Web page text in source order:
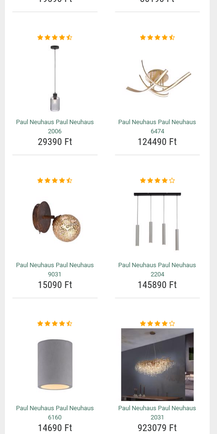
Paul Neuhaus Paul Neuhaus
2006
29390 Ft
Paul Neuhaus Paul Neuhaus
6474
124490 Ft
Paul Neuhaus Paul Neuhaus
9031
15090 Ft
Paul Neuhaus Paul Neuhaus
2204
145890 Ft
Paul Neuhaus Paul Neuhaus
6160
14690 Ft
Paul Neuhaus Paul Neuhaus
2031
923079 Ft